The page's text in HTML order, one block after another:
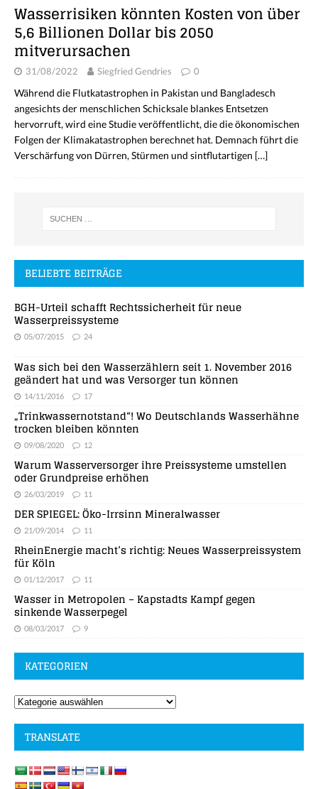
Wasserrisiken könnten Kosten von über
5,6 Billionen Dollar bis 2050
mitverursachen
31/08/2022 Siegfried Gendries 0
Während die Flutkatastrophen in Pakistan und Bangladesch
angesichts der menschlichen Schicksale blankes Entsetzen
hervorruft, wird eine Studie veröffentlicht, die die ökonomischen
Folgen der Klimakatastrophen berechnet hat. Demnach führt die
Verschärfung von Dürren, Stürmen und sintflutartigen […]
BELIEBTE BEITRÄGE
BGH-Urteil schafft Rechtssicherheit für neue
Wasserpreissysteme
05/07/2015 24
Was sich bei den Wasserzählern seit 1. November 2016
geändert hat und was Versorger tun können
14/11/2016 17
„Trinkwassernotstand“! Wo Deutschlands Wasserhähne
trocken bleiben könnten
09/08/2020 12
Warum Wasserversorger ihre Preissysteme umstellen
oder Grundpreise erhöhen
26/03/2019 11
DER SPIEGEL: Öko-Irrsinn Mineralwasser
21/09/2014 11
RheinEnergie macht’s richtig: Neues Wasserpreissystem
für Köln
01/12/2017 11
Wasser in Metropolen – Kapstadts Kampf gegen
sinkende Wasserpegel
08/03/2017 9
KATEGORIEN
TRANSLATE